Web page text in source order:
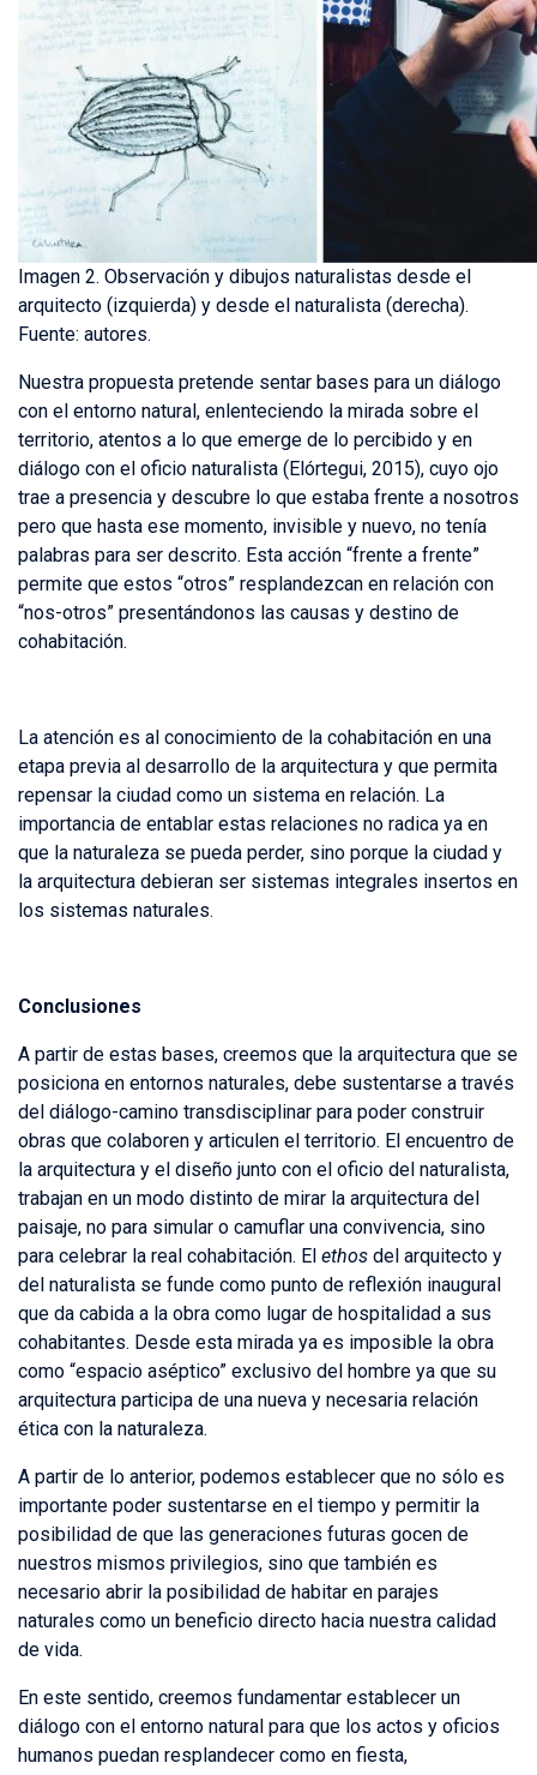
Imagen 2. Observación y dibujos naturalistas desde el
arquitecto (izquierda) y desde el naturalista (derecha).
Fuente: autores.
Nuestra propuesta pretende sentar bases para un diálogo
con el entorno natural, enlenteciendo la mirada sobre el
territorio, atentos a lo que emerge de lo percibido y en
diálogo con el oficio naturalista (Elórtegui, 2015), cuyo ojo
trae a presencia y descubre lo que estaba frente a nosotros
pero que hasta ese momento, invisible y nuevo, no tenía
palabras para ser descrito. Esta acción “frente a frente”
permite que estos “otros” resplandezcan en relación con
“nos-otros” presentándonos las causas y destino de
cohabitación.
La atención es al conocimiento de la cohabitación en una
etapa previa al desarrollo de la arquitectura y que permita
repensar la ciudad como un sistema en relación. La
importancia de entablar estas relaciones no radica ya en
que la naturaleza se pueda perder, sino porque la ciudad y
la arquitectura debieran ser sistemas integrales insertos en
los sistemas naturales.
Conclusiones
A partir de estas bases, creemos que la arquitectura que se
posiciona en entornos naturales, debe sustentarse a través
del diálogo-camino transdisciplinar para poder construir
obras que colaboren y articulen el territorio. El encuentro de
la arquitectura y el diseño junto con el oficio del naturalista,
trabajan en un modo distinto de mirar la arquitectura del
paisaje, no para simular o camuflar una convivencia, sino
para celebrar la real cohabitación. El ethos del arquitecto y
del naturalista se funde como punto de reflexión inaugural
que da cabida a la obra como lugar de hospitalidad a sus
cohabitantes. Desde esta mirada ya es imposible la obra
como “espacio aséptico” exclusivo del hombre ya que su
arquitectura participa de una nueva y necesaria relación
ética con la naturaleza.
A partir de lo anterior, podemos establecer que no sólo es
importante poder sustentarse en el tiempo y permitir la
posibilidad de que las generaciones futuras gocen de
nuestros mismos privilegios, sino que también es
necesario abrir la posibilidad de habitar en parajes
naturales como un beneficio directo hacia nuestra calidad
de vida.
En este sentido, creemos fundamentar establecer un
diálogo con el entorno natural para que los actos y oficios
humanos puedan resplandecer como en fiesta,